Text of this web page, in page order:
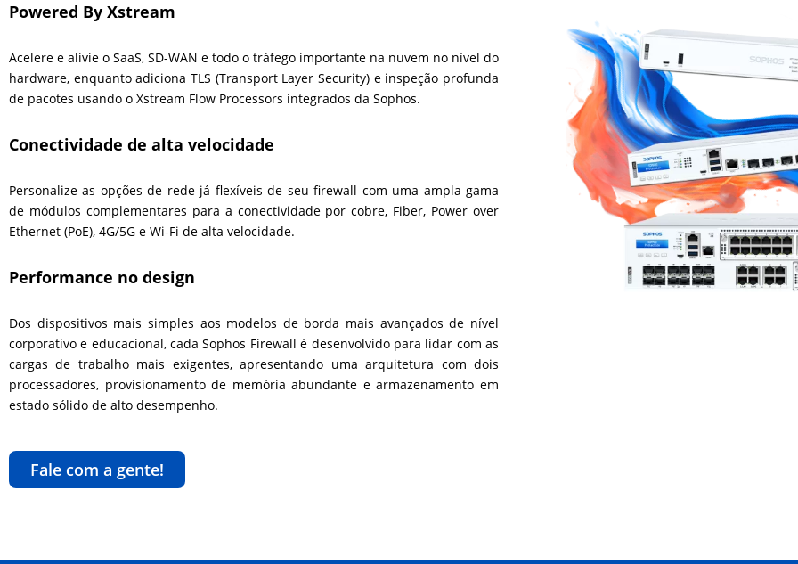
Powered By Xstream
Acelere e alivie o SaaS, SD-WAN e todo o tráfego importante na nuvem no nível do
hardware, enquanto adiciona TLS (Transport Layer Security) e inspeção profunda
de pacotes usando o Xstream Flow Processors integrados da Sophos.
Conectividade de alta velocidade
Personalize as opções de rede já flexíveis de seu firewall com uma ampla gama
de módulos complementares para a conectividade por cobre, Fiber, Power over
Ethernet (PoE), 4G/5G e Wi-Fi de alta velocidade.
Performance no design
Dos dispositivos mais simples aos modelos de borda mais avançados de nível
corporativo e educacional, cada Sophos Firewall é desenvolvido para lidar com as
cargas de trabalho mais exigentes, apresentando uma arquitetura com dois
processadores, provisionamento de memória abundante e armazenamento em
estado sólido de alto desempenho.
Fale com a gente!